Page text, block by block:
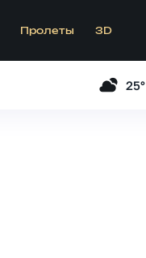
Пролеты 3D
25°